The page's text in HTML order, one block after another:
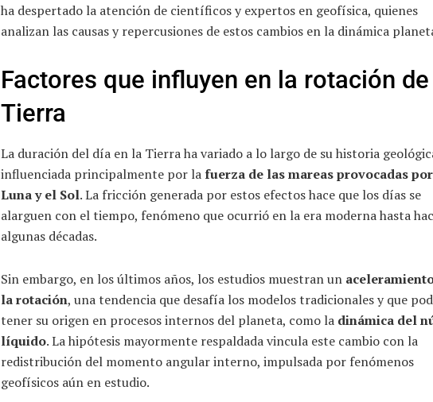
ha despertado la atención de científicos y expertos en geofísica, quienes
analizan las causas y repercusiones de estos cambios en la dinámica
Factores que influyen en la rotación
Tierra
La duración del día en la Tierra ha variado a lo largo de su historia
influenciada principalmente por lafuerza de las mareas provocadas
Luna y el Sol. La fricción generada por estos efectos hace que los días se
alarguen con el tiempo, fenómeno que ocurrió en la era moderna hasta
algunas décadas.
Sin embargo, en los últimos años, los estudios muestran un
la rotación, una tendencia que desafía los modelos tradicionales y que
tener su origen en procesos internos del planeta, como la dinámica del
líquido. La hipótesis mayormente respaldada vincula este cambio con la
redistribución del momento angular interno, impulsada por fenómenos
geofísicos aún en estudio.